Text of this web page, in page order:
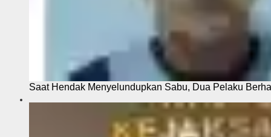
Saat Hendak Menyelundupkan Sabu, Dua Pelaku